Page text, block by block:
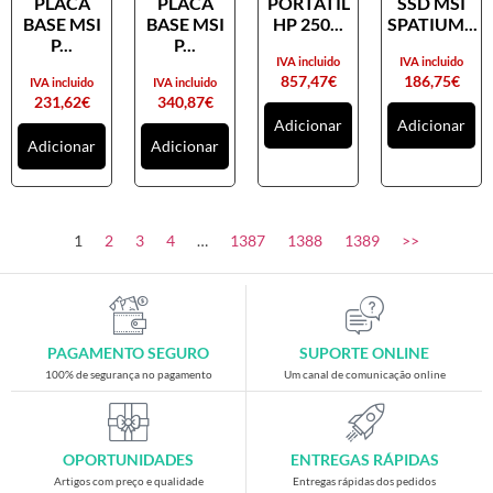
Placas gráficas
SAIS
Ventoínhas
Computadores
All-in-One
Gaming
Acessórios gaming
Cadeiras gaming
Merchandising
BASE MSI
P...
231,62€
IVA incluido
Adicionar
BASE MSI
P...
340,87€
IVA incluido
Adicionar
HP 250...
857,47€
IVA incluido
Adicionar
SPATIUM...
186,75€
IVA incluido
Adicionar
1 2 3 4 … 1387 1388 1389 >>
PAGAMENTO SEGURO
100% de segurança no pagamento
SUPORTE ONLINE
Um canal de comunicação online
OPORTUNIDADES
Artigos com preço e qualidade
ENTREGAS RÁPIDAS
Entregas rápidas dos pedidos